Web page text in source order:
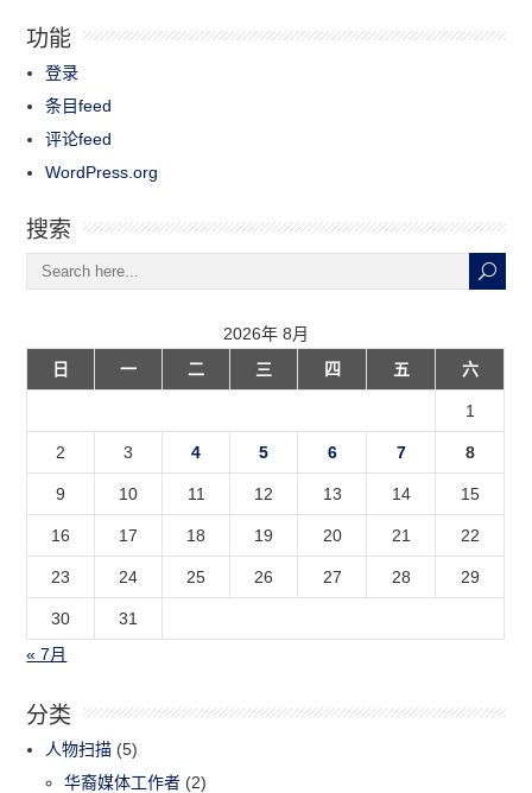
功能
登录
条目feed
评论feed
WordPress.org
搜索
2026年 8月
日
一 二 三 四 五 六
1
2 3 4 5 6 7 8
9 10 11 12 13 14 15
16 17 18 19 20 21 22
23 24 25 26 27 28 29
30
31
« 7月
分类
人物扫描 (5)
华裔媒体工作者 (2)